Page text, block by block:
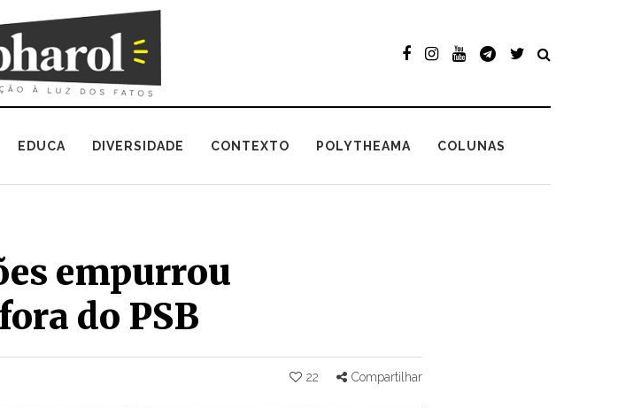
EDUCA DIVERSIDADE CONTEXTO POLYTHEAMA COLUNAS
empurrou
do PSB
22 Compartilhar